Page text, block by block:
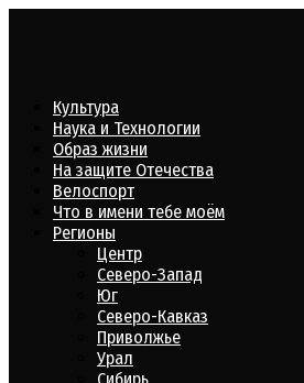
Культура
Наука и Технологии
Образ жизни
На защите Отечества
Велоспорт
Что в имени тебе моём
Регионы
Центр
Северо-Запад
Юг
Северо-Кавказ
Приволжье
Урал